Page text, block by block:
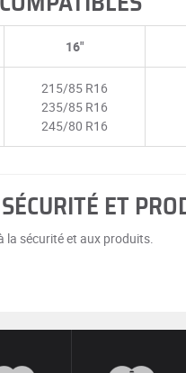
16"
215/85 R16
235/85 R16
245/80 R16
ET
la sécurité et aux produits.